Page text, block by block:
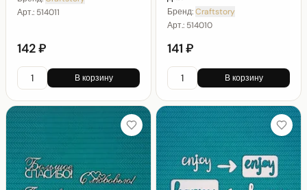
Арт.: 514011
142 ₽
В корзину
Бренд:Craftstory
Арт.: 514010
141 ₽
В корзину